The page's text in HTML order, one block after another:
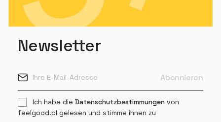
Newsletter
Ich habe die Datenschutzbestimmungenvon
feelgood.pl gelesen und stimme ihnen zu